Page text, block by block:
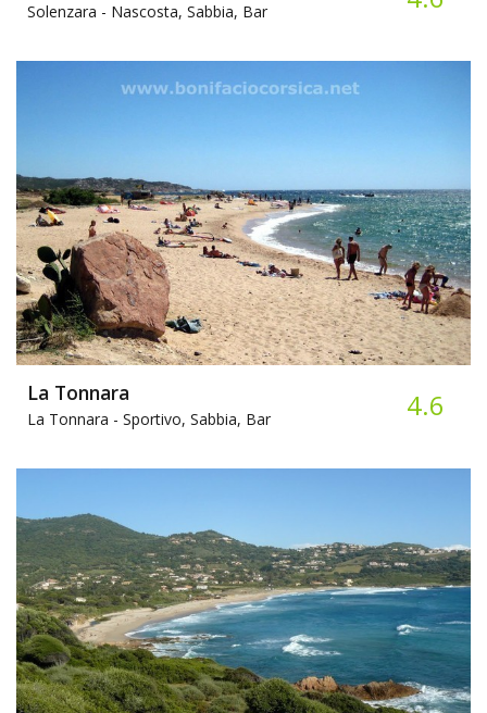
Solenzara - Nascosta, Sabbia, Bar
La Tonnara
La Tonnara - Sportivo, Sabbia, Bar 4.6